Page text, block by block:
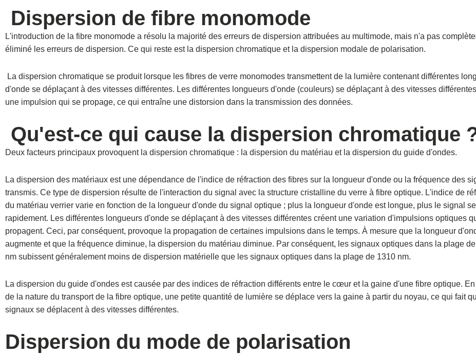
Dispersion de fibre monomode
L'introduction de la fibre monomode a résolu la majorité des erreurs de dispersion attribuées au multimode, mais n'a pas
éliminé les erreurs de dispersion. Ce qui reste est la dispersion chromatique et la dispersion modale de polarisation.
La dispersion chromatique se produit lorsque les fibres de verre monomodes transmettent de la lumière contenant différentes
d'onde se déplaçant à des vitesses différentes. Les différentes longueurs d'onde (couleurs) se déplaçant à des vitesses
une impulsion qui se propage, ce qui entraîne une distorsion dans la transmission des données.
Qu'est-ce qui cause la dispersion chromatique
Deux facteurs principaux provoquent la dispersion chromatique : la dispersion du matériau et la dispersion du guide d'ondes.
La dispersion des matériaux est une dépendance de l'indice de réfraction des fibres sur la longueur d'onde ou la fréquence des
transmis. Ce type de dispersion résulte de l'interaction du signal avec la structure cristalline du verre à fibre optique. L'indice de
du matériau verrier varie en fonction de la longueur d'onde du signal optique ; plus la longueur d'onde est longue, plus le signal
rapidement. Les différentes longueurs d'onde se déplaçant à des vitesses différentes créent une variation d'impulsions optiques
propagent. Ceci, par conséquent, provoque la propagation de certaines impulsions dans le temps. À mesure que la longueur
augmente et que la fréquence diminue, la dispersion du matériau diminue. Par conséquent, les signaux optiques dans la plage
nm subissent généralement moins de dispersion matérielle que les signaux optiques dans la plage de 1310 nm.
La dispersion du guide d'ondes est causée par des indices de réfraction différents entre le cœur et la gaine d'une fibre optique.
de la nature du transport de la fibre optique, une petite quantité de lumière se déplace vers la gaine à partir du noyau, ce qui fait
signaux se déplacent à des vitesses différentes.
Dispersion du mode de polarisation